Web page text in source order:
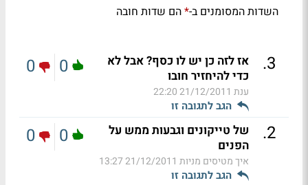
השדות המסומנים ב-*הם שדות חובה
3
.
אז לזה כן יש לו כסף? אבל לא
כדי להיחזיר חובו
ענת 21/12/2011 22:20
הגב לתגובה זו
0
0
2
.
של טייקונים וגבעות ממש על
הפנים
איך מטיסים מניות 21/12/2011 13:27
הגב לתגובה זו
0
0